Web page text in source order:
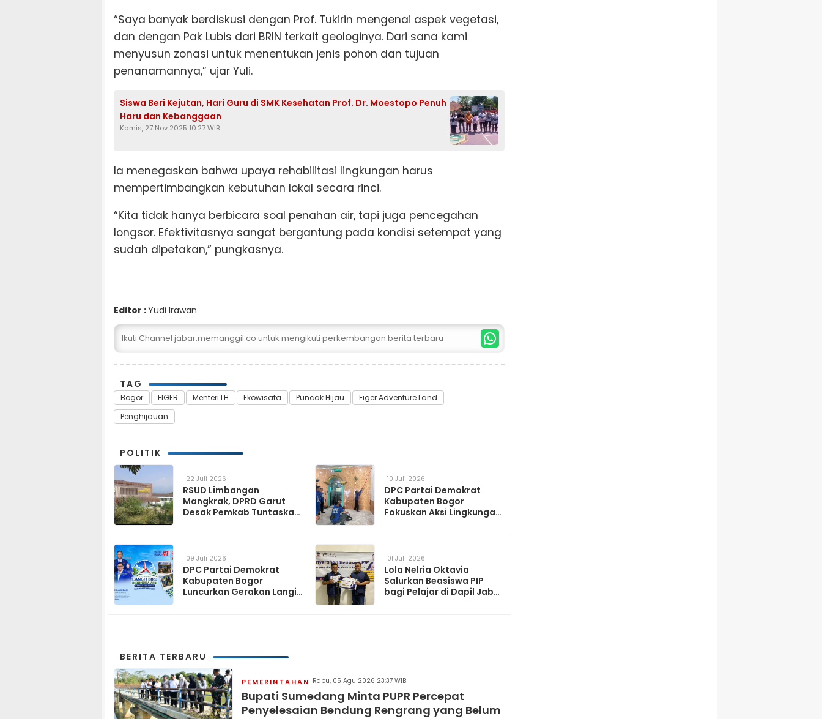
“Saya banyak berdiskusi dengan Prof. Tukirin mengenai aspek vegetasi,
dan dengan Pak Lubis dari BRIN terkait geologinya. Dari sana kami
menyusun zonasi untuk menentukan jenis pohon dan tujuan
penanamannya,” ujar Yuli.
Siswa Beri Kejutan, Hari Guru di SMK Kesehatan Prof. Dr. Moestopo Penuh
Haru dan Kebanggaan
Kamis, 27 Nov 2025 10:27 WIB
Ia menegaskan bahwa upaya rehabilitasi lingkungan harus
mempertimbangkan kebutuhan lokal secara rinci.
“Kita tidak hanya berbicara soal penahan air, tapi juga pencegahan
longsor. Efektivitasnya sangat bergantung pada kondisi setempat yang
sudah dipetakan,” pungkasnya.
Editor :Yudi Irawan
Ikuti Channel jabar.memanggil.co untuk mengikuti perkembangan berita terbaru
TAG
Bogor EIGER Menteri LH Ekowisata Puncak Hijau
Eiger Adventure Land
Penghijauan
POLITIK
22 Juli 2026
RSUD Limbangan
Mangkrak, DPRD Garut
Desak Pemkab Tuntaskan
10 Juli 2026
DPC Partai Demokrat
Kabupaten Bogor
Fokuskan Aksi Lingkungan
09 Juli 2026
DPC Partai Demokrat
Kabupaten Bogor
Luncurkan Gerakan Langit
01 Juli 2026
Lola Nelria Oktavia
Salurkan Beasiswa PIP
bagi Pelajar di Dapil Jabar
BERITA TERBARU
PEMERINTAHAN Rabu, 05 Agu 2026 23:37 WIB
Bupati Sumedang Minta PUPR Percepat
Penyelesaian Bendung Rengrang yang Belum